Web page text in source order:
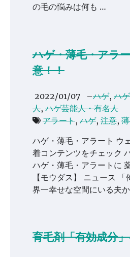
の毛の悩みは何も …
ハゲ・薄毛・アラ
意！！
2022/01/07 –ハゲ, ハ
人, ハゲ芸能人・有名人
アラート, ハゲ, 注意,
ハゲ・薄毛・アラート ウ
着コンテンツをチェック
ハゲ・薄毛・アラートに
【モウダス】 ニュース
界一幸せな空間にいる夫
育毛剤「有効成分